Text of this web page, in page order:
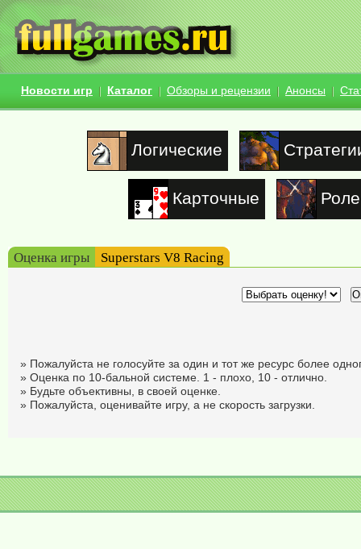
Новости игр Каталог Обзоры и рецензии Анонсы
Логические
Карточные
Оценка игры Superstars V8 Racing
» Пожалуйста не голосуйте за один и тот же ресурс более
» Оценка по 10-бальной системе. 1 - плохо, 10 - отлично.
» Будьте объективны, в своей оценке.
» Пожалуйста, оценивайте игру, а не скорость загрузки.